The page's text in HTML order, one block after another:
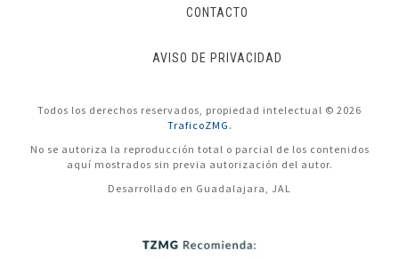
CONTACTO
AVISO DE PRIVACIDAD
Todos los derechos reservados, propiedad intelectual © 2026
TraficoZMG.
No se autoriza la reproducción total o parcial de los contenidos
aquí mostrados sin previa autorización del autor.
Desarrollado en Guadalajara, JAL